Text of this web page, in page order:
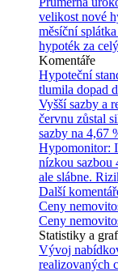
velikost nové
měsíční
hypoték za
Komentáře
Hypoteční
tlumila dopad
Vyšší sazby a
červnu zůstal
sazby na 4,67
Hypomonitor: I
nízkou sazbou
ale slábne.
Další
Ceny
Ceny
Statistiky a
Vývoj
realizovaných